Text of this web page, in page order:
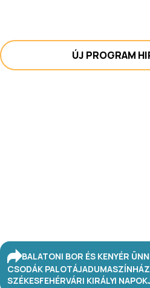
ÚJ PROGRAM
BALATONI BOR ÉS KENYÉR
CSODÁK PALOTÁJADUMASZÍNHÁZ
SZÉKESFEHÉRVÁRI KIRÁLYI NAPOK